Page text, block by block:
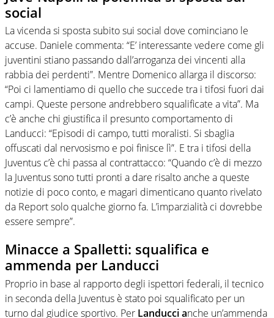
social
La vicenda si sposta subito sui social dove cominciano le
accuse. Daniele commenta: “E’ interessante vedere come gli
juventini stiano passando dall’arroganza dei vincenti alla
rabbia dei perdenti”. Mentre Domenico allarga il discorso:
“Poi ci lamentiamo di quello che succede tra i tifosi fuori dai
campi. Queste persone andrebbero squalificate a vita”. Ma
c’è anche chi giustifica il presunto comportamento di
Landucci: “Episodi di campo, tutti moralisti. Si sbaglia
offuscati dal nervosismo e poi finisce lì”. E tra i tifosi della
Juventus c’è chi passa al contrattacco: “Quando c’è di mezzo
la Juventus sono tutti pronti a dare risalto anche a queste
notizie di poco conto, e magari dimenticano quanto rivelato
da Report solo qualche giorno fa. L’imparzialità ci dovrebbe
essere sempre”.
Minacce a Spalletti: squalifica e
ammenda per Landucci
Proprio in base al rapporto degli ispettori federali, il tecnico
in seconda della Juventus è stato poi squalificato per un
turno dal giudice sportivo. Per Landucci anche un’ammenda